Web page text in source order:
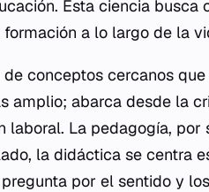
Esta ciencia busca
a lo largo de la
conceptos cercanos
amplio; abarca desde la
La pedagogía, por
la didáctica se centra
por el sentido y